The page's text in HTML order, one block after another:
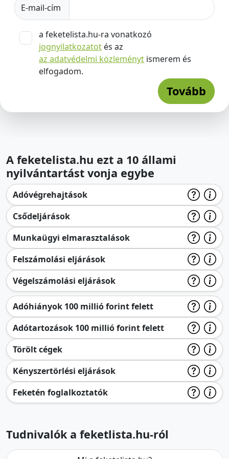
E-mail-cím
a feketelista.hu-ra vonatkozó
jognyilatkozatot és az
az adatvédelmi közleményt ismerem és
elfogadom.
Tovább
A feketelista.hu ezt a 10 állami
nyilvántartást vonja egybe
Adóvégrehajtások
Csődeljárások
Munkaügyi elmarasztalások
Felszámolási eljárások
Végelszámolási eljárások
Adóhiányok 100 millió forint felett
Adótartozások 100 millió forint felett
Törölt cégek
Kényszertörlési eljárások
Feketén foglalkoztatók
Tudnivalók a feketlista.hu-ról